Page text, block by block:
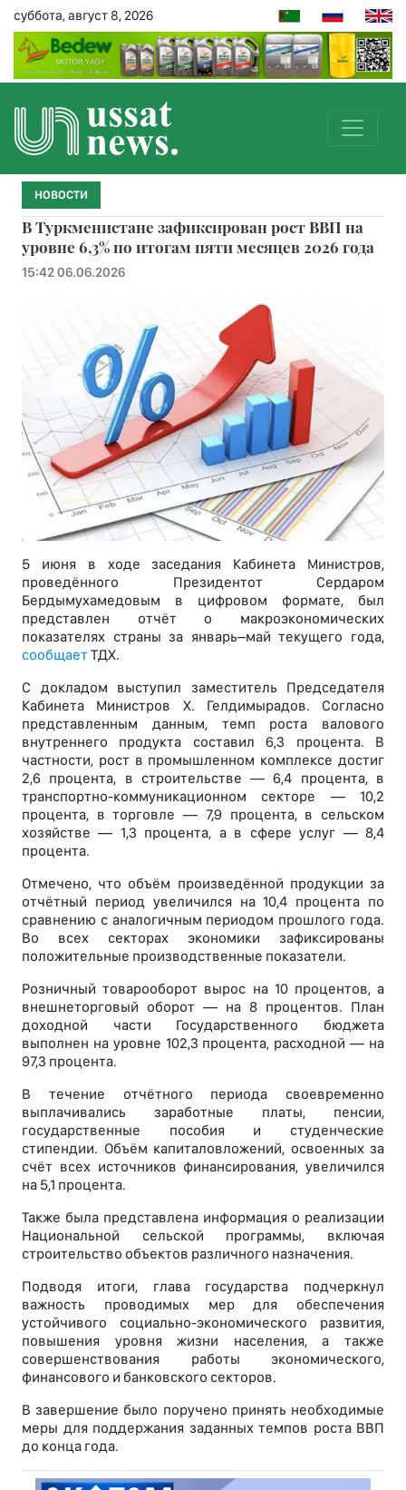
суббота, август 8, 2026
НОВОСТИ
В Туркменистане зафиксирован рост ВВП на
уровне 6,3% по итогам пяти месяцев 2026 года
15:42 06.06.2026
5 июня в ходе заседания Кабинета Министров,
проведённого Президентот Сердаром
Бердымухамедовым в цифровом формате, был
представлен отчёт о макроэкономических
показателях страны за январь–май текущего года,
сообщаетТДХ.
С докладом выступил заместитель Председателя
Кабинета Министров Х. Гелдимырадов. Согласно
представленным данным, темп роста валового
внутреннего продукта составил 6,3 процента. В
частности, рост в промышленном комплексе достиг
2,6 процента, в строительстве — 6,4 процента, в
транспортно-коммуникационном секторе — 10,2
процента, в торговле — 7,9 процента, в сельском
хозяйстве — 1,3 процента, а в сфере услуг — 8,4
процента.
Отмечено, что объём произведённой продукции за
отчётный период увеличился на 10,4 процента по
сравнению с аналогичным периодом прошлого года.
Во всех секторах экономики зафиксированы
положительные производственные показатели.
Розничный товарооборот вырос на 10 процентов, а
внешнеторговый оборот — на 8 процентов. План
доходной части Государственного бюджета
выполнен на уровне 102,3 процента, расходной — на
97,3 процента.
В течение отчётного периода своевременно
выплачивались заработные платы, пенсии,
государственные пособия и студенческие
стипендии. Объём капиталовложений, освоенных за
счёт всех источников финансирования, увеличился
на 5,1 процента.
Также была представлена информация о реализации
Национальной сельской программы, включая
строительство объектов различного назначения.
Подводя итоги, глава государства подчеркнул
важность проводимых мер для обеспечения
устойчивого социально-экономического развития,
повышения уровня жизни населения, а также
совершенствования работы экономического,
финансового и банковского секторов.
В завершение было поручено принять необходимые
меры для поддержания заданных темпов роста ВВП
до конца года.